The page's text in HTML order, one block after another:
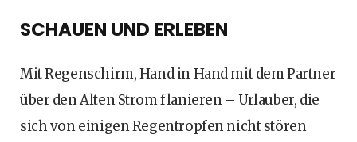
SCHAUEN UND ERLEBEN
Mit Regenschirm, Hand in Hand mit dem Partner
über den Alten Strom flanieren – Urlauber, die
sich von einigen Regentropfen nicht stören